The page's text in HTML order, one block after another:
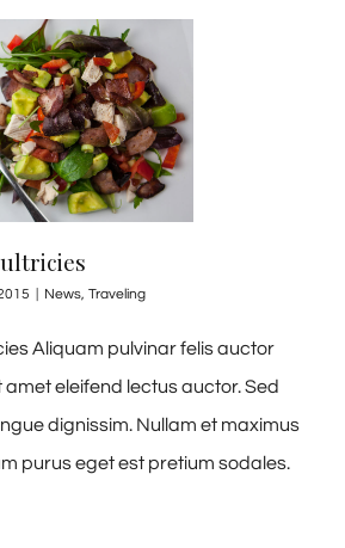
News, Traveling
Aliquam pulvinar felis auctor
amet eleifend lectus auctor. Sed
dignissim. Nullam et maximus
purus eget est pretium sodales.